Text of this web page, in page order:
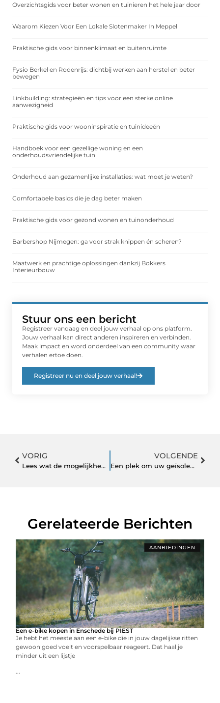
Overzichtsgids voor beter wonen en tuinieren het hele jaar door
Waarom Kiezen Voor Een Lokale Slotenmaker In Meppel
Praktische gids voor binnenklimaat en buitenruimte
Fysio Berkel en Rodenrijs: dichtbij werken aan herstel en beter
bewegen
Linkbuilding: strategieën en tips voor een sterke online
aanwezigheid
Praktische gids voor wooninspiratie en tuinideeën
Handboek voor een gezellige woning en een
onderhoudsvriendelijke tuin
Onderhoud aan gezamenlijke installaties: wat moet je weten?
Comfortabele basics die je dag beter maken
Praktische gids voor gezond wonen en tuinonderhoud
Barbershop Nijmegen: ga voor strak knippen én scheren?
Maatwerk en prachtige oplossingen dankzij Bokkers
Interieurbouw
Stuur ons een bericht
Registreer vandaag en deel jouw verhaal op ons platform.
Jouw verhaal kan direct anderen inspireren en verbinden.
Maak impact en word onderdeel van een community waar
verhalen ertoe doen.
Registreer nu en deel jouw verhaal!
VORIG
Lees wat de mogelijkheden zijn bij haaruitval
VOLGENDE
Een plek om uw geïsoleerd gereedschap te kopen
Gerelateerde Berichten
AANBIEDINGEN
Een e-bike kopen in Enschede bij PIEST
Je hebt het meeste aan een e-bike die in jouw dagelijkse ritten
gewoon goed voelt en voorspelbaar reageert. Dat haal je
minder uit een lijstje
...